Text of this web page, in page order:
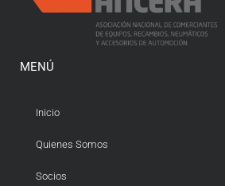
MENÚ
Inicio
Quienes Somos
Socios